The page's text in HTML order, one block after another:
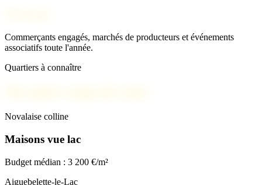
Commerçants engagés, marchés de producteurs et événements
associatifs toute l'année.
Quartiers à connaître
Novalaise colline
Maisons vue lac
Budget médian : 3 200 €/m²
Aiguebelette-le-Lac